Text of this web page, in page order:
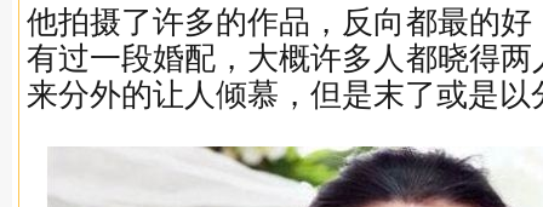
他拍摄了许多的作品，反向都最的
有过一段婚配，大概许多人都晓得
来分外的让人倾慕，但是末了或是以